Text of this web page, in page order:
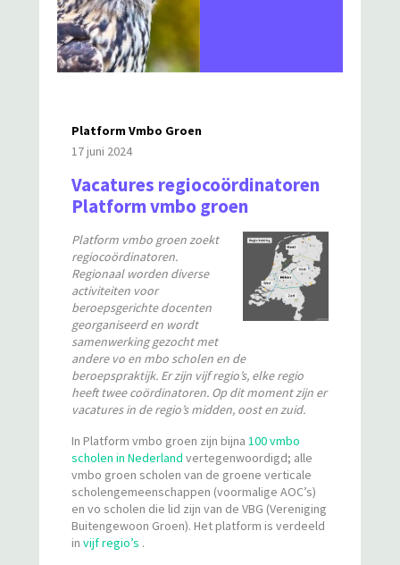
Platform Vmbo Groen
17 juni 2024
Vacatures regiocoördinatoren
Platform vmbo groen
Platform vmbo groen zoekt
regiocoördinatoren.
Regionaal worden diverse
activiteiten voor
beroepsgerichte docenten
georganiseerd en wordt
samenwerking gezocht met
andere vo en mbo scholen en de
beroepspraktijk. Er zijn vijf regio’s, elke regio
heeft twee coördinatoren. Op dit moment zijn er
vacatures in de regio’s midden, oost en zuid.
In Platform vmbo groen zijn bijna 100 vmbo
scholen in Nederland vertegenwoordigd; alle
vmbo groen scholen van de groene verticale
scholengemeenschappen (voormalige AOC’s)
en vo scholen die lid zijn van de VBG (Vereniging
Buitengewoon Groen). Het platform is verdeeld
in vijf regio’s .